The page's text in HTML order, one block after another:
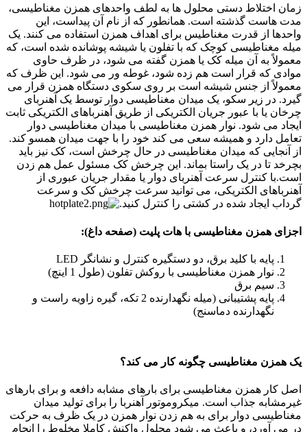
زمان اختلاط دستی محلول ها به لطف واحدهای همزن مغناطیسی،
مدت هاست گذشته است. همانطور که از نام آن پیداست، این
واحدها از قدرت مغناطیس برای اهداف همزن استفاده می کنند. یک
میله مغناطیسی کوچک که با تفلون یا شیشه پوشانده شده است، که
معمولاً به آن میله کک یا همزن گفته می شود، در ظرف حاوی
موادی که قرار است هم زده شود، غوطه ور می شود. این ظرف که
معمولاً از جنس شیشه است بر روی سکوی دستگاه همزن قرار می
گیرد. در زیر سکو، یک میدان مغناطیسی دوار توسط یک آهنربای
چرخان یا با عبور جریان الکتریکی از طریق آهنرباهای الکتریکی ثابت
ایجاد می شود. نوار همزن مغناطیسی با میدان مغناطیسی دوار
تعامل دارد و همیشه سعی می کند خود را با جهت میدان همسو کند.
از آنجایی که میدان مغناطیسی در حال چرخش است، کک نیز باید
بچرخد تا در یک راستا بماند. این چرخش کک مسئول عمل هم زدن
است.با کنترل سرعت آهنربای دوار یا مقدار جریان عبوری از
آهنرباهای الکتریکی، می توانید سرعت چرخش کک و سرعت
گرداب ایجاد شده در کشتی را کنترل کنید.
اجزای همزن مغناطیسی با هات پلیت (صفحه داغ):
پایه با کلید برق، دو دستگیره کنترل و نشانگر LED
نوار همزن مغناطیسی با روکش تفلون (طول 1 اینچ)
سیم برق
پایه پشتیبانی (میله نگهدارنده 2 تکه، گیره زاویه راست و
نگهدارنده دماسنج)
یک همزن مغناطیسی چگونه کار می کند؟
اصل کار همزن مغناطیسی برای بارهای مشابه دافعه و برای بارهای
غیرمشابه جذاب است. میکروموتور آهنربا را برای تولید میدان
مغناطیسی دوار برای به هم زدن نوار همزن در یک ظرف به حرکت
در می آورد، و باعث می شود محلول واکنش کاملا مخلوط را انجام